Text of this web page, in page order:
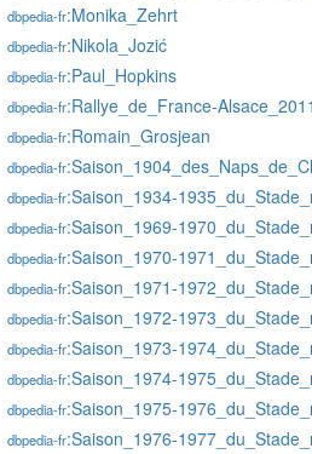
dbpedia-fr:Monika_Zehrt
dbpedia-fr:Nikola_Jozić
dbpedia-fr:Paul_Hopkins
dbpedia-fr:Rallye_de_France-
dbpedia-fr:Romain_Grosjean
dbpedia-fr
dbpedia-fr:Saison_1934-
dbpedia-fr:Saison_1969-
dbpedia-fr:Saison_1970-
dbpedia-fr:Saison_1971-
dbpedia-fr:Saison_1972-
dbpedia-fr:Saison_1973-
dbpedia-fr:Saison_1974-
dbpedia-fr:Saison_1975-
dbpedia-fr:Saison_1976-